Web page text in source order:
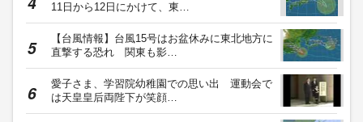
11日から12日にかけて、東…
【台風情報】台風15号はお盆休みに東北地方に
直撃する恐れ 関東も影…
愛子さま、学習院幼稚園での思い出 運動会で
は天皇皇后両陛下が笑顔…